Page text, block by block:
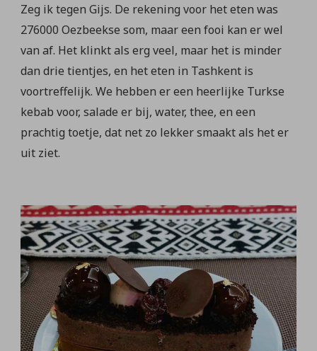
Zeg ik tegen Gijs. De rekening voor het eten was
276000 Oezbeekse som, maar een fooi kan er wel
van af. Het klinkt als erg veel, maar het is minder
dan drie tientjes, en het eten in Tashkent is
voortreffelijk. We hebben er een heerlijke Turkse
kebab voor, salade er bij, water, thee, en een
prachtig toetje, dat net zo lekker smaakt als het er
uit ziet.